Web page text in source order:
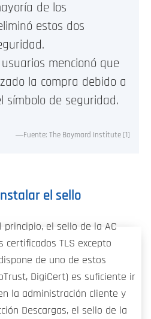
de los
estos dos
mencionó que
la compra debido a
símbolo de seguridad.
Fuente: The Baymard Institute [1]
el sello
principio, el sello de la AC
TLS excepto
de uno de estos
DigiCert) es suficiente ir
la administración cliente y
Descargas, el sello de la